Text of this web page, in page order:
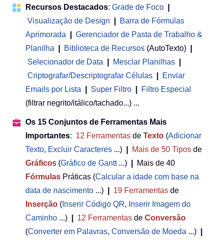
Recursos Destacados: Grade de Foco
Visualização de Design
Barra de Fórmulas
Aprimorada
Gerenciador de Pasta de Trabalho &
Planilha
Biblioteca de Recursos (AutoTexto)
Selecionador de Data
Mesclar Planilhas
Criptografar/Descriptografar Células
Enviar
Emails por Lista
Super Filtro
Filtro Especial
(filtrar negrito/itálico/tachado...) ...
Os 15 Conjuntos de Ferramentas Mais
Importantes: 12 Ferramentas de Texto (Adicionar
Texto, Excluir Caracteres ...) Mais de 50 Tipos de
Gráficos (Gráfico de Gantt...)
Mais de 40
Fórmulas Práticas (Calcular a idade com base na
data de nascimento ...) 19 Ferramentas de
Inserção ( Inserir Código QR, Inserir Imagem do
Caminho ...) 12 Ferramentas de Conversão
(Converter em Palavras, Conversão de Moeda ...)